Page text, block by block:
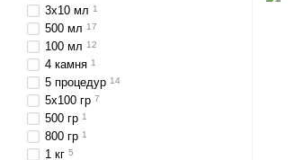
3х10 мл 1
500 мл 17
100 мл 12
4 камня 1
5 процедур 14
5х100 гр 7
500 гр 1
800 гр 1
1 кг 5